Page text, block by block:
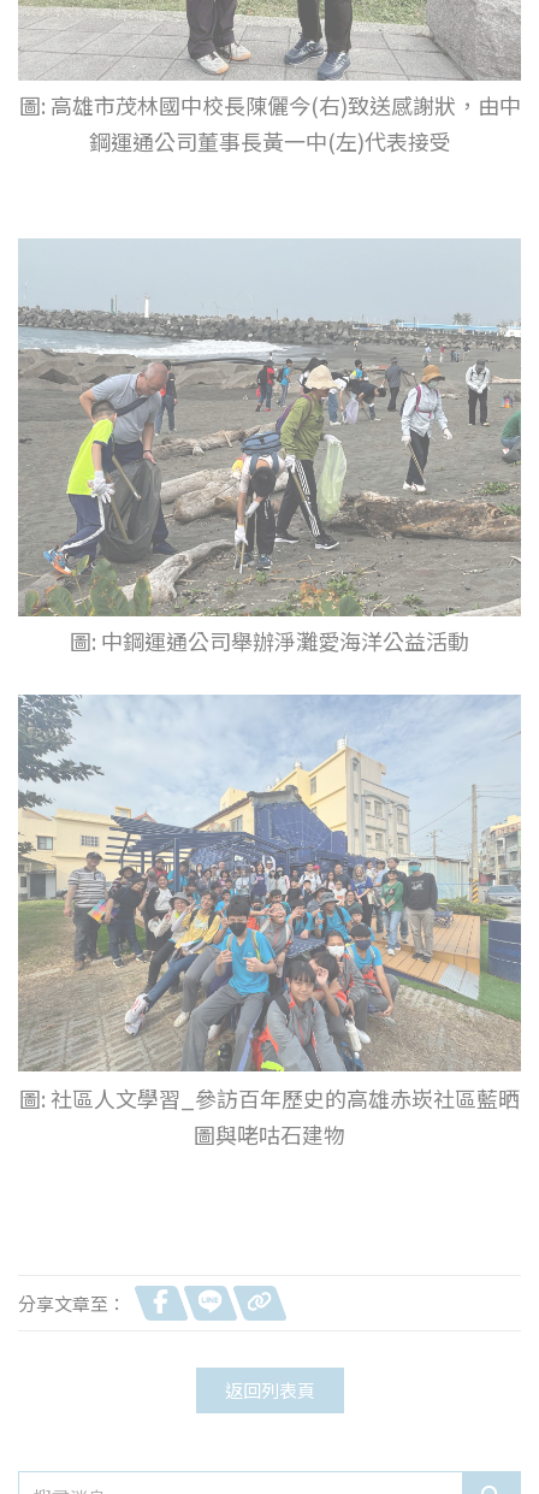
圖: 高雄市茂林國中校長陳儷今(右)致送感謝狀，由中
鋼運通公司董事長黃一中(左)代表接受
圖: 中鋼運通公司舉辦淨灘愛海洋公益活動
圖: 社區人文學習_參訪百年歷史的高雄赤崁社區藍晒
圖與咾咕石建物
分享文章至：
返回列表頁